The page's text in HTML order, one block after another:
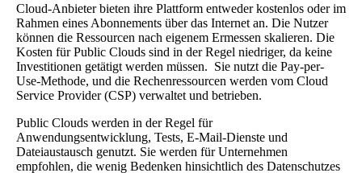
Cloud-Anbieter bieten ihre Plattform entweder kostenlos oder im
Rahmen eines Abonnements über das Internet an. Die Nutzer
können die Ressourcen nach eigenem Ermessen skalieren. Die
Kosten für Public Clouds sind in der Regel niedriger, da keine
Investitionen getätigt werden müssen. Sie nutzt die Pay-per-
Use-Methode, und die Rechenressourcen werden vom Cloud
Service Provider (CSP) verwaltet und betrieben.
Public Clouds werden in der Regel für
Anwendungsentwicklung, Tests, E-Mail-Dienste und
Dateiaustausch genutzt. Sie werden für Unternehmen
empfohlen, die wenig Bedenken hinsichtlich des Datenschutzes